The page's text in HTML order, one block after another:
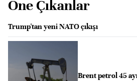
Öne Çıkanlar
Trump'tan yeni NATO çıkışı
Brent petrol 45